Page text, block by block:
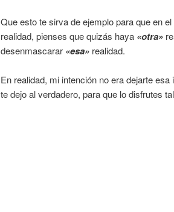
Que esto te sirva de ejemplo para que en
realidad, pienses que quizás haya «otra»
desenmascarar «esa»realidad.
En realidad, mi intención no era dejarte
te dejo al verdadero, para que lo disfrutes